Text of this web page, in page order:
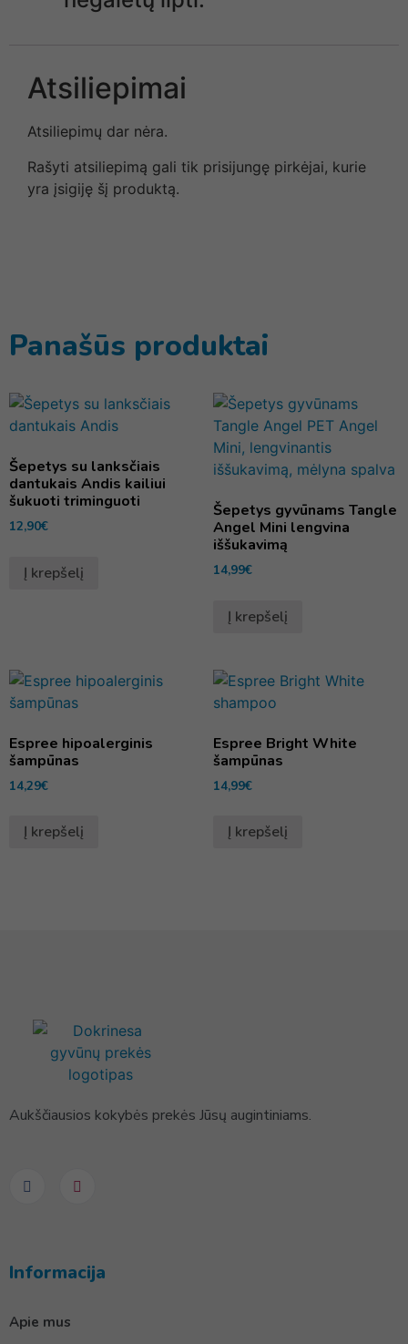
Atsiliepimai
Atsiliepimų dar nėra.
Rašyti atsiliepimą gali tik prisijungę pirkėjai, kurie
yra įsigiję šį produktą.
Panašūs produktai
Šepetys su lanksčiais
dantukais Andis kailiui
šukuoti triminguoti
12,90€
Į krepšelį
Šepetys gyvūnams Tangle
Angel Mini lengvina
iššukavimą
14,99€
Į krepšelį
Espree hipoalerginis
šampūnas
14,29€
Į krepšelį
Espree Bright White
šampūnas
14,99€
Į krepšelį
Aukščiausios kokybės prekės Jūsų augintiniams.
Informacija
Apie mus